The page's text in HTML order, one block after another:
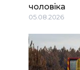
чоловіка
05.08.2026